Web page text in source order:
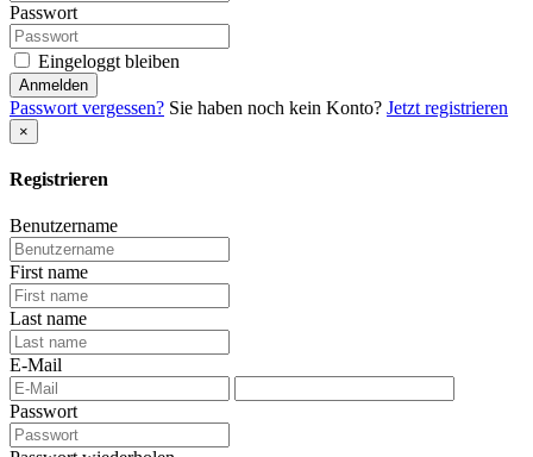
Passwort
Eingeloggt bleiben
Anmelden
Passwort vergessen? Sie haben noch kein Konto? Jetzt registrieren
×
Registrieren
Benutzername
First name
Last name
E-Mail
Passwort